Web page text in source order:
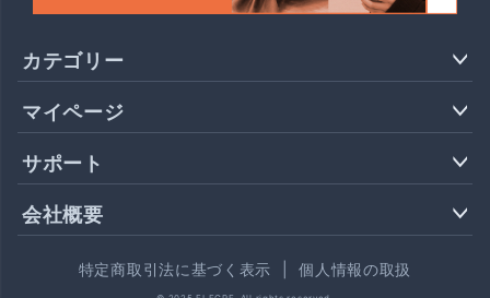
カテゴリー
マイページ
サポート
会社概要
特定商取引法に基づく表示 個人情報の取扱